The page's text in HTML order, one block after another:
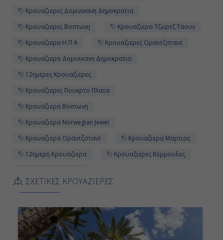
Ρόγιαλ Νάβαλ Ντόκγιαρντ,
Βοστώνη, Η.Π.Α.
07:00
Κρουαζιερες Δομινικανη Δημοκρατια
Κρουαζιερες Βοστωνη
Κρουαζιερα Τζωρτζ Ταουν
Κρουαζιερα Η Π Α
Κρουαζιερες Οραντζσταντ
Κρουαζιερα Δομινικανη Δημοκρατια
12ημερες Κρουαζιερες
Κρουαζιερες Πουερτο Πλατα
Κρουαζιερα Βοστωνη
Κρουαζιερα Norwegian Jewel
Κρουαζιερα Οραντζσταντ
Κρουαζιερα Μαρτιος
12ημερη Κρουαζιερα
Κρουαζιερες Βερμουδες
Κρουαζιερες Καραϊβικη και Κουβα
Κρουαζιερα Καραϊβικη και Κουβα
Κρουαζιερες απο Ταμπα
Κρουαζιερα Ιανουαριος
ΣΧΕΤΙΚΕΣ ΚΡΟΥΑΖΙΕΡΕΣ